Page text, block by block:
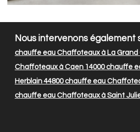
Nous intervenons également
chauffe eau Chaffoteaux à La Grand
Chaffoteaux à Caen 14000chauffe
Herblain 44800chauffe eau
chauffe eau Chaffoteaux à Saint